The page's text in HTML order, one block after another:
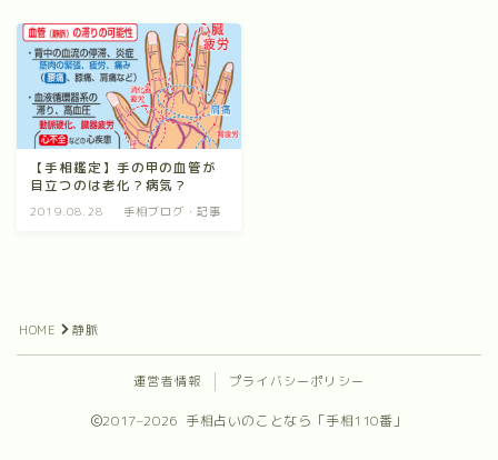
手相鑑定
手相講座
イベント依頼
【手相鑑定】手の甲の血管が
目立つのは老化？病気？
2019.08.28 手相ブログ・記事
HOME 静脈
運営者情報 プライバシーポリシー
2017–2026 手相占いのことなら「手相110番」